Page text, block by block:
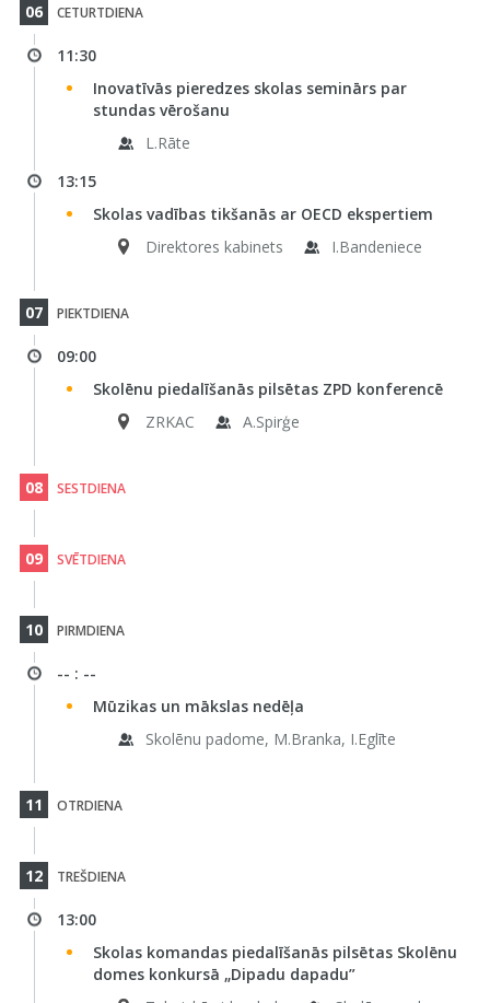
06 CETURTDIENA
11:30
Inovatīvās pieredzes skolas seminārs par
stundas vērošanu
L.Rāte
13:15
Skolas vadības tikšanās ar OECD ekspertiem
Direktores kabinets
I.Bandeniece
07 PIEKTDIENA
09:00
Skolēnu piedalīšanās pilsētas ZPD konferencē
ZRKAC
A.Spirģe
08 SESTDIENA
09 SVĒTDIENA
10 PIRMDIENA
-- : --
Mūzikas un mākslas nedēļa
Skolēnu padome, M.Branka, I.Eglīte
11 OTRDIENA
12 TREŠDIENA
13:00
Skolas komandas piedalīšanās pilsētas Skolēnu
domes konkursā „Dipadu dapadu”